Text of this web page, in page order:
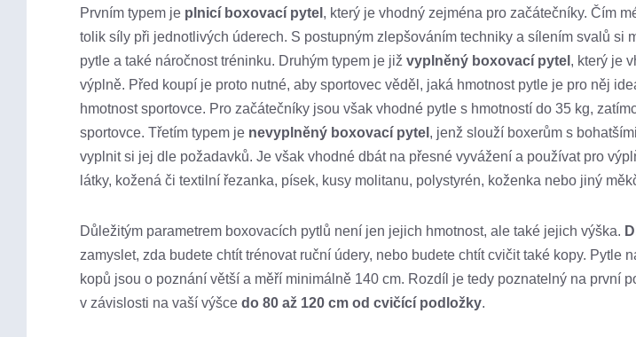
Prvním typem je plnicí boxovací pytel , který je vhodný zejména pro začátečníky. Čím
tolik síly při jednotlivých úderech. S postupným zlepšováním techniky a sílením svalů
pytle a také náročnost tréninku. Druhým typem je již vyplněný boxovací pytel , který je
výplně. Před koupí je proto nutné, aby sportovec věděl, jaká hmotnost pytle je pro něj
hmotnost sportovce. Pro začátečníky jsou však vhodné pytle s hmotností do 35 kg,
sportovce. Třetím typem je nevyplněný boxovací pytel , jenž slouží boxerům s
vyplnit si jej dle požadavků. Je však vhodné dbát na přesné vyvážení a používat pro
látky, kožená či textilní řezanka, písek, kusy molitanu, polystyrén, koženka nebo jiný
Důležitým parametrem boxovacích pytlů není jen jejich hmotnost, ale také jejich výška.
zamyslet, zda budete chtít trénovat ruční údery, nebo budete chtít cvičit také kopy.
kopů jsou o poznání větší a měří minimálně 140 cm. Rozdíl je tedy poznatelný na první
v závislosti na vaší výšce do 80 až 120 cm od cvičící podložky.